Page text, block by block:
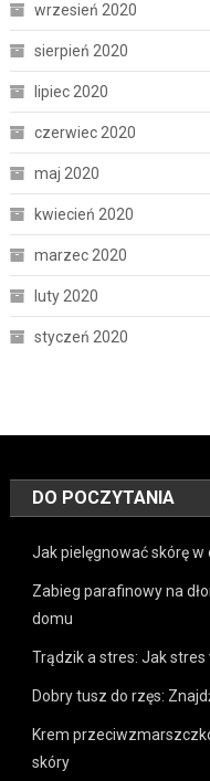
wrzesień 2020
sierpień 2020
lipiec 2020
czerwiec 2020
maj 2020
kwiecień 2020
marzec 2020
luty 2020
styczeń 2020
DO POCZYTANIA
Jak pielęgnować skórę w
Zabieg parafinowy na
domu
Trądzik a stres: Jak stres
Dobry tusz do rzęs:
Krem
skóry